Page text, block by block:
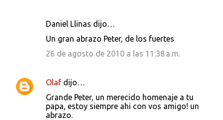
Daniel Llinas dijo…
Un gran abrazo Peter, de los fuertes
26 de agosto de 2010 a las 11:38 a.m.
Olaf dijo…
Grande Peter, un merecido homenaje a tu
papa, estoy siempre ahi con vos amigo! un
abrazo.